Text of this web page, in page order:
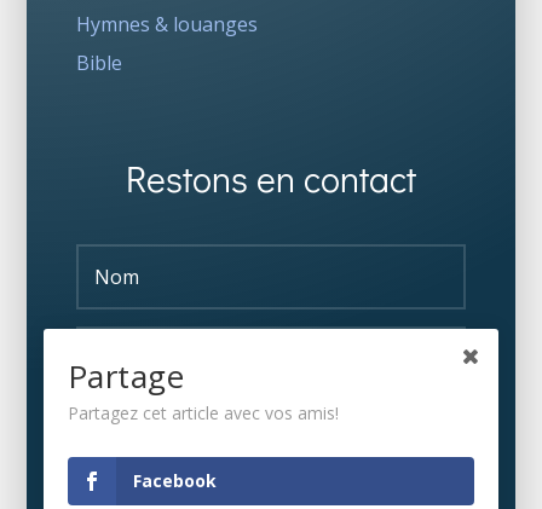
Hymnes & louanges
Bible
Restons en contact
Partage
Partagez cet article avec vos amis!
Facebook